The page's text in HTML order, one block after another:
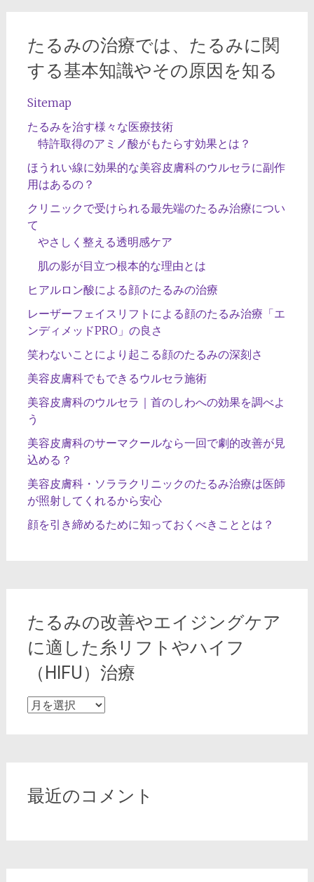
たるみの治療では、たるみに関
する基本知識やその原因を知る
Sitemap
たるみを治す様々な医療技術
特許取得のアミノ酸がもたらす効果とは？
ほうれい線に効果的な美容皮膚科のウルセラに副作
用はあるの？
クリニックで受けられる最先端のたるみ治療につい
て
やさしく整える透明感ケア
肌の影が目立つ根本的な理由とは
ヒアルロン酸による顔のたるみの治療
レーザーフェイスリフトによる顔のたるみ治療「エ
ンディメッドPRO」の良さ
笑わないことにより起こる顔のたるみの深刻さ
美容皮膚科でもできるウルセラ施術
美容皮膚科のウルセラ｜首のしわへの効果を調べよ
う
美容皮膚科のサーマクールなら一回で劇的改善が見
込める？
美容皮膚科・ソララクリニックのたるみ治療は医師
が照射してくれるから安心
顔を引き締めるために知っておくべきこととは？
たるみの改善やエイジングケア
に適した糸リフトやハイフ
（HIFU）治療
た
善
や
最近のコメント